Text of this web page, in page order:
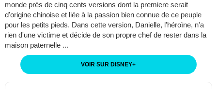
monde prés de cinq cents versions dont la premiere serait
d'origine chinoise et liée à la passion bien connue de ce peuple
pour les petits pieds. Dans cette version, Danielle, l'héroïne, n'a
rien d'une victime et décide de son propre chef de rester dans la
maison paternelle ...
VOIR SUR DISNEY+